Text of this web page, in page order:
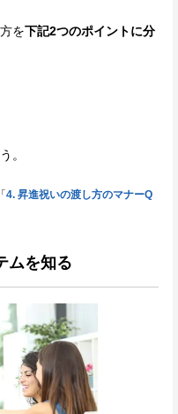
を下記2つのポイントに分
。
4. 昇進祝いの渡し方のマナーQ
ムを知る